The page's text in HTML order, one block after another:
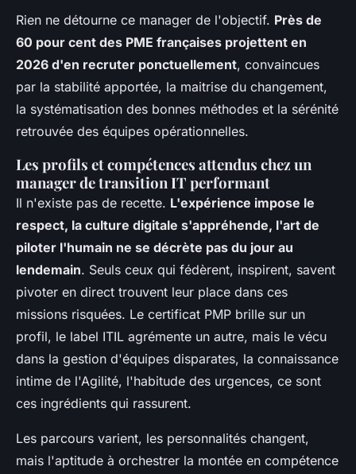
Rien ne détourne ce manager de l'objectif. Près de
60 pour cent des PME françaises projettent en
2026 d'en recruter ponctuellement, convaincues
par la stabilité apportée, la maitrise du changement,
la systématisation des bonnes méthodes et la sérénité
retrouvée des équipes opérationnelles.
Les profils et compétences attendus chez un
manager de transition IT performant
Il n'existe pas de recette. L'expérience impose le
respect, la culture digitale s'appréhende, l'art de
piloter l'humain ne se décrète pas du jour au
lendemain. Seuls ceux qui fédèrent, inspirent, savent
pivoter en direct trouvent leur place dans ces
missions risquées. Le certificat PMP brille sur un
profil, le label ITIL agrémente un autre, mais le vécu
dans la gestion d'équipes disparates, la connaissance
intime de l'Agilité, l'habitude des urgences, ce sont
ces ingrédients qui rassurent.
Les parcours varient, les personnalités changent,
mais l'aptitude à orchestrer la montée en compétence